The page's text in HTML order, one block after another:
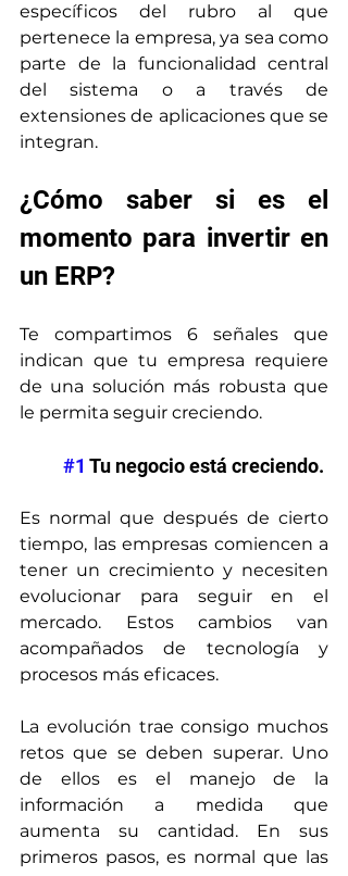
específicos del rubro al que
pertenece la empresa, ya sea como
parte de la funcionalidad central
del sistema o a través de
extensiones de aplicaciones que se
integran.
¿Cómo saber si es el
momento para invertir en
un ERP?
Te compartimos 6 señales que
indican que tu empresa requiere
de una solución más robusta que
le permita seguir creciendo.
#1 Tu negocio está creciendo.
Es normal que después de cierto
tiempo, las empresas comiencen a
tener un crecimiento y necesiten
evolucionar para seguir en el
mercado. Estos cambios van
acompañados de tecnología y
procesos más eficaces.
La evolución trae consigo muchos
retos que se deben superar. Uno
de ellos es el manejo de la
información a medida que
aumenta su cantidad. En sus
primeros pasos, es normal que las